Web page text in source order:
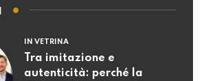
IN VETRINA
Tra imitazione e
autenticità: perché la